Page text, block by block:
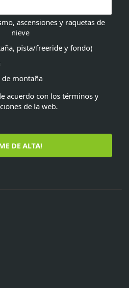
ascensiones y raquetas de
nieve
pista/freeride y fondo)
de montaña
acuerdo con los términos y
de la web.
DE ALTA!